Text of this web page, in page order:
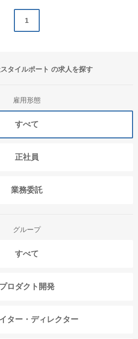
1
タイルポート の求人を探す
雇用形態
すべて
正社員
業務委託
グループ
すべて
プロダクト開発
ター・ディレクター